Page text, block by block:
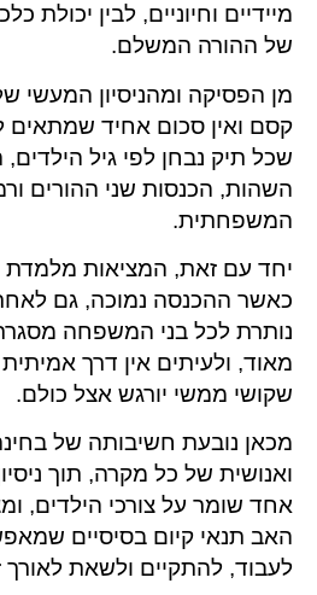
מיידיים וחיוניים, לבין יכולת
של ההורה המשלם.
מן הפסיקה ומהניסיון המעשי
קסם ואין סכום אחיד
שכל תיק נבחן לפי גיל הילדים,
השהות, הכנסות שני ההורים
המשפחתית.
יחד עם זאת, המציאות מלמדת
כאשר ההכנסה נמוכה, גם
נותרת לכל בני המשפחה
מאוד, ולעיתים אין דרך
שקושי ממשי יורגש אצל כולם.
מכאן נובעת חשיבותה של
ואנושית של כל מקרה, תוך
אחד שומר על צורכי הילדים,
האב תנאי קיום בסיסיים
לעבוד, להתקיים ולשאת לאורך